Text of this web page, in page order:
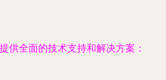
供全面的技术支持和解决方案：